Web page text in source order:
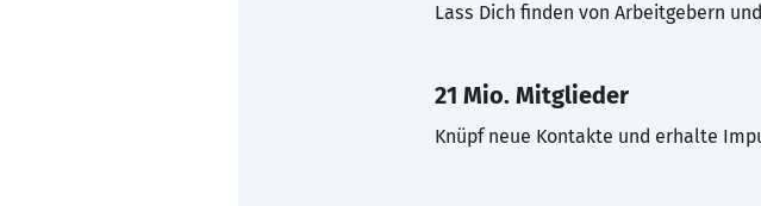
Lass Dich finden von Arbeitgebern
21 Mio. Mitglieder
Knüpf neue Kontakte und erhalte